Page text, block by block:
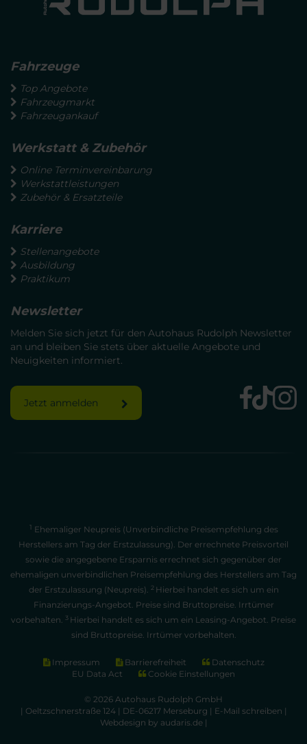
Fahrzeuge
Top Angebote
Fahrzeugmarkt
Fahrzeugankauf
Werkstatt & Zubehör
Online Terminvereinbarung
Werkstattleistungen
Zubehör & Ersatzteile
Karriere
Stellenangebote
Ausbildung
Praktikum
Newsletter
Melden Sie sich jetzt für den Autohaus Rudolph Newsletter
an und bleiben Sie stets über aktuelle Angebote und
Neuigkeiten informiert.
Jetzt anmelden
1 Ehemaliger Neupreis (Unverbindliche Preisempfehlung des
Herstellers am Tag der Erstzulassung). Der errechnete Preisvorteil
sowie die angegebene Ersparnis errechnet sich gegenüber der
ehemaligen unverbindlichen Preisempfehlung des Herstellers am Tag
der Erstzulassung (Neupreis). 2 Hierbei handelt es sich um ein
Finanzierungs-Angebot. Preise sind Bruttopreise. Irrtümer
vorbehalten. 3 Hierbei handelt es sich um ein Leasing-Angebot. Preise
sind Bruttopreise. Irrtümer vorbehalten.
Impressum Barrierefreiheit
Datenschutz
EU Data Act
Cookie Einstellungen
© 2026 Autohaus Rudolph GmbH
| Oeltzschnerstraße 124 | DE-06217 Merseburg | E-Mail schreiben |
Webdesign by audaris.de|